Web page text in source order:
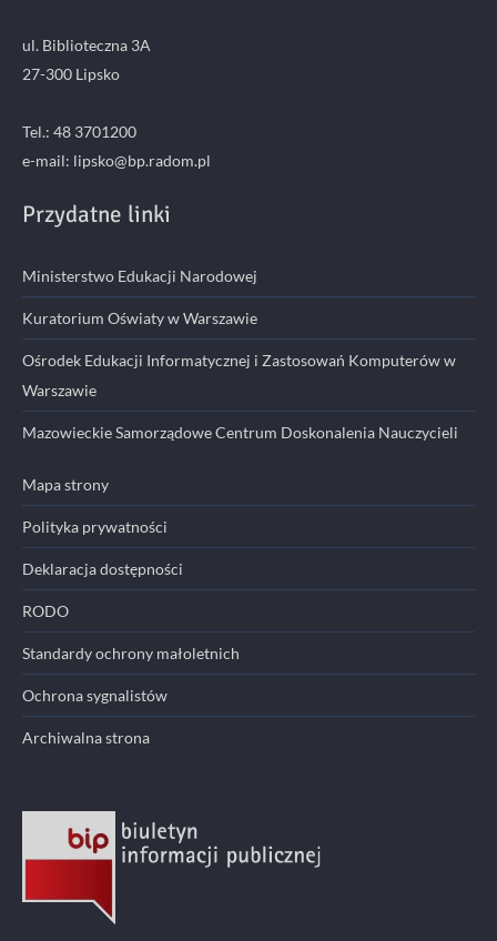
ul. Biblioteczna 3A
27-300 Lipsko
Tel.: 48 3701200
e-mail: lipsko@bp.radom.pl
Przydatne linki
Ministerstwo Edukacji Narodowej
Kuratorium Oświaty w Warszawie
Ośrodek Edukacji Informatycznej i Zastosowań Komputerów w
Warszawie
Mazowieckie Samorządowe Centrum Doskonalenia Nauczycieli
Mapa strony
Polityka prywatności
Deklaracja dostępności
RODO
Standardy ochrony małoletnich
Ochrona sygnalistów
Archiwalna strona